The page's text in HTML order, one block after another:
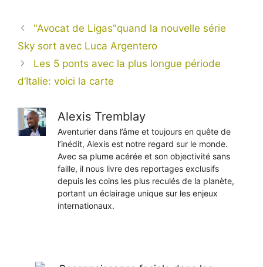
"Avocat de Ligas"quand la nouvelle série
Sky sort avec Luca Argentero
Les 5 ponts avec la plus longue période
d’Italie: voici la carte
Alexis Tremblay
Aventurier dans l’âme et toujours en quête de
l’inédit, Alexis est notre regard sur le monde.
Avec sa plume acérée et son objectivité sans
faille, il nous livre des reportages exclusifs
depuis les coins les plus reculés de la planète,
portant un éclairage unique sur les enjeux
internationaux.